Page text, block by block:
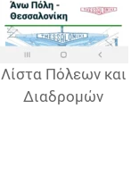
Λίστα Πόλεων και
Διαδρομών